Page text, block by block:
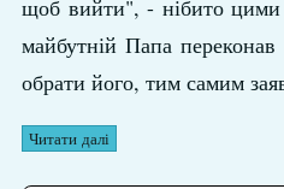
щоб вийти", - нібито
майбутній Папа переконав
обрати його, тим самим
Читати далі